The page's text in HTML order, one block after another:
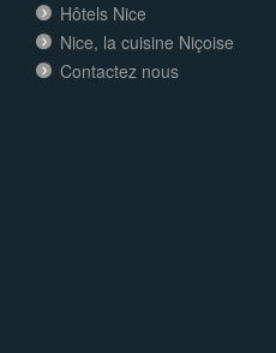
Hôtels Nice
Nice, la cuisine Niçoise
Contactez nous